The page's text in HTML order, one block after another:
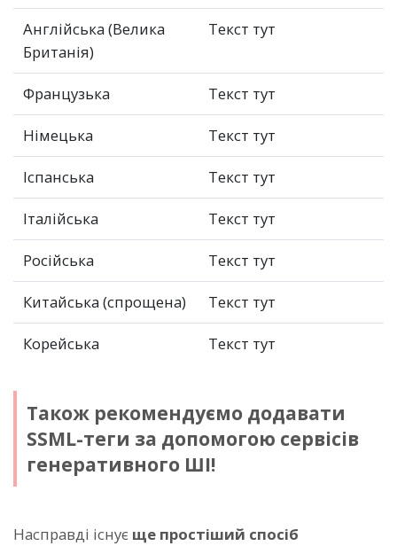
Англійська (Велика
Британія)
Текст тут
Французька Текст тут
Німецька Текст тут
Іспанська Текст тут
Італійська Текст тут
Російська Текст тут
Китайська (спрощена) Текст тут
Корейська Текст тут
Також рекомендуємо додавати
SSML-теги за допомогою сервісів
генеративного ШІ!
Насправді існує ще простіший спосіб